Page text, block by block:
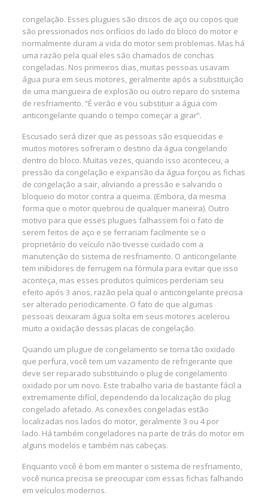
congelação. Esses plugues são discos de aço ou copos que
são pressionados nos orifícios do lado do bloco do motor e
normalmente duram a vida do motor sem problemas. Mas há
uma razão pela qual eles são chamados de conchas
congeladas. Nos primeiros dias, muitas pessoas usavam
água pura em seus motores, geralmente após a substituição
de uma mangueira de explosão ou outro reparo do sistema
de resfriamento. “É verão e vou substituir a água com
anticongelante quando o tempo começar a girar”.
Escusado será dizer que as pessoas são esquecidas e
muitos motores sofreram o destino da água congelando
dentro do bloco. Muitas vezes, quando isso aconteceu, a
pressão da congelação e expansão da água forçou as fichas
de congelação a sair, aliviando a pressão e salvando o
bloqueio do motor contra a queima. (Embora, da mesma
forma que o motor quebrou de qualquer maneira). Outro
motivo para que esses plugues falhassem foi o fato de
serem feitos de aço e se ferrariam facilmente se o
proprietário do veículo não tivesse cuidado com a
manutenção do sistema de resfriamento. O anticongelante
tem inibidores de ferrugem na fórmula para evitar que isso
aconteça, mas esses produtos químicos perderiam seu
efeito após 3 anos, razão pela qual o anticongelante precisa
ser alterado periodicamente. O fato de que algumas
pessoas deixaram água solta em seus motores acelerou
muito a oxidação dessas placas de congelação.
Quando um plugue de congelamento se torna tão oxidado
que perfura, você tem um vazamento de refrigerante que
deve ser reparado substituindo o plug de congelamento
oxidado por um novo. Este trabalho varia de bastante fácil a
extremamente difícil, dependendo da localização do plug
congelado afetado. As conexões congeladas estão
localizadas nos lados do motor, geralmente 3 ou 4 por
lado. Há também congeladores na parte de trás do motor em
alguns modelos e também nas cabeças.
Enquanto você é bom em manter o sistema de resfriamento,
você nunca precisa se preocupar com essas fichas falhando
em veículos modernos.